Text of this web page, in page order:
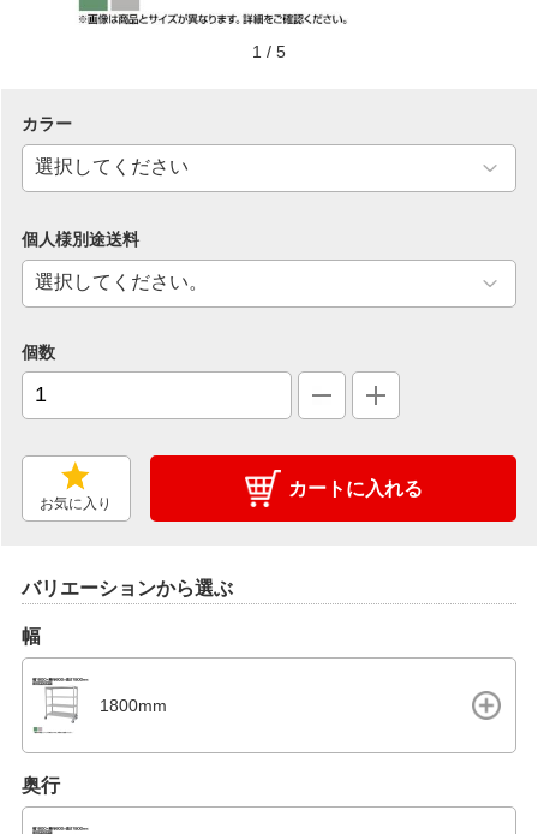
1 / 5
カラー
個人様別途送料
個数
お気に入り
カートに入れる
バリエーションから選ぶ
幅
1800mm
奥行